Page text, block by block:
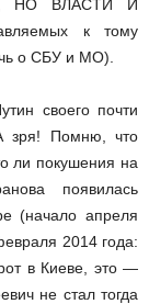
НО ВЛАСТИ И
к тому
о СБУ и МО).
своего почти
зря! Помню, что
ли покушения на
появилась
(начало апреля
2014 года:
в Киеве, это —
не стал тогда